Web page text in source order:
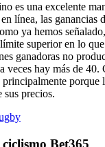
es una excelente
línea, las ganancias
ya hemos
superior en lo
ganadoras no
veces hay más de 40.
porque
sus precios.
Bet365